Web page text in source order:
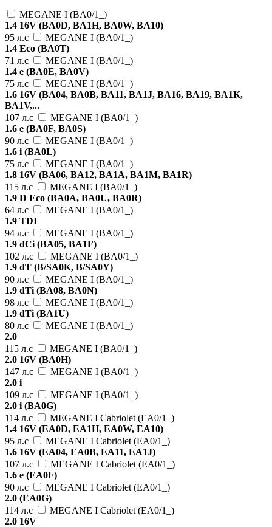
MEGANE I (BA0/1_)
1.4 16V (BA0D, BA1H, BA0W, BA10)
95 л.с
MEGANE I (BA0/1_)
1.4 Eco (BA0T)
71 л.с
MEGANE I (BA0/1_)
1.4 e (BA0E, BA0V)
75 л.с
MEGANE I (BA0/1_)
1.6 16V (BA04, BA0B, BA11, BA1J, BA16, BA19, BA1K,
BA1V,...
107 л.с
MEGANE I (BA0/1_)
1.6 e (BA0F, BA0S)
90 л.с
MEGANE I (BA0/1_)
1.6 i (BA0L)
75 л.с
MEGANE I (BA0/1_)
1.8 16V (BA06, BA12, BA1A, BA1M, BA1R)
115 л.с
MEGANE I (BA0/1_)
1.9 D Eco (BA0A, BA0U, BA0R)
64 л.с
MEGANE I (BA0/1_)
1.9 TDI
94 л.с
MEGANE I (BA0/1_)
1.9 dCi (BA05, BA1F)
102 л.с
MEGANE I (BA0/1_)
1.9 dT (B/SA0K, B/SA0Y)
90 л.с
MEGANE I (BA0/1_)
1.9 dTi (BA08, BA0N)
98 л.с
MEGANE I (BA0/1_)
1.9 dTi (BA1U)
80 л.с
MEGANE I (BA0/1_)
2.0
115 л.с
MEGANE I (BA0/1_)
2.0 16V (BA0H)
147 л.с
MEGANE I (BA0/1_)
2.0 i
109 л.с
MEGANE I (BA0/1_)
2.0 i (BA0G)
114 л.с
MEGANE I Cabriolet (EA0/1_)
1.4 16V (EA0D, EA1H, EA0W, EA10)
95 л.с
MEGANE I Cabriolet (EA0/1_)
1.6 16V (EA04, EA0B, EA11, EA1J)
107 л.с
MEGANE I Cabriolet (EA0/1_)
1.6 e (EA0F)
90 л.с
MEGANE I Cabriolet (EA0/1_)
2.0 (EA0G)
114 л.с
MEGANE I Cabriolet (EA0/1_)
2.0 16V